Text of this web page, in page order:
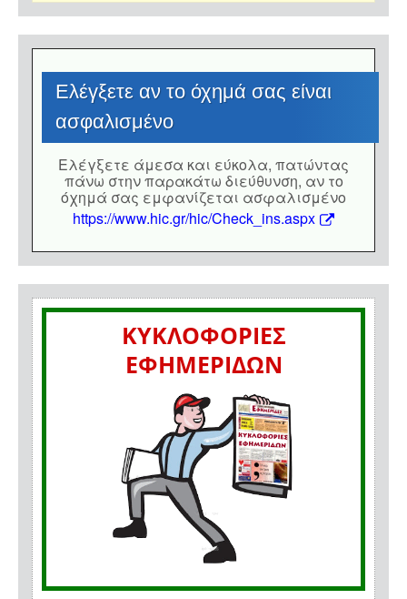
Eλέγξετε αν το όχημά σας είναι
ασφαλισμένο
Eλέγξετε άμεσα και εύκολα, πατώντας
πάνω στην παρακάτω διεύθυνση, αν το
όχημά σας εμφανίζεται ασφαλισμένο
https://www.hic.gr/hic/Check_ins.aspx
ΚΥΚΛΟΦΟΡΙΕΣ
ΕΦΗΜΕΡΙΔΩΝ